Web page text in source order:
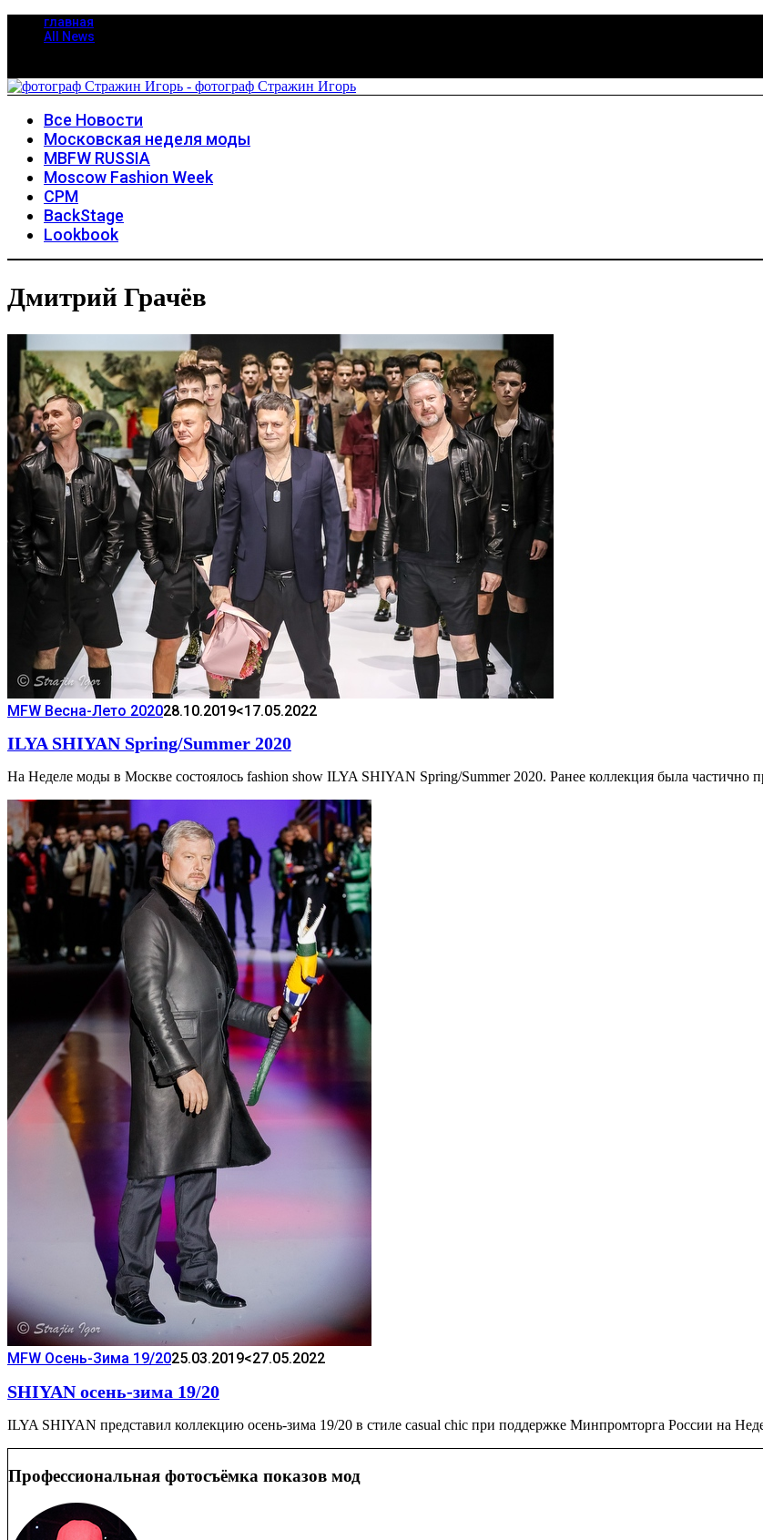
главная
All News
Все Новости
Московская неделя моды
MBFW RUSSIA
Moscow Fashion Week
CPM
BackStage
Lookbook
Дмитрий Грачёв
MFW Весна-Лето 202028.10.2019<17.05.2022
ILYA SHIYAN Spring/Summer 2020
На Неделе моды в Москве состоялось fashion show ILYA SHIYAN Spring/Summer 2020. Ранее коллекция была
MFW Осень-Зима 19/2025.03.2019<27.05.2022
SHIYAN осень-зима 19/20
ILYA SHIYAN представил коллекцию осень-зима 19/20 в стиле casual chic при поддержке Минпромторга России на
Профессиональная фотосъёмка показов мод